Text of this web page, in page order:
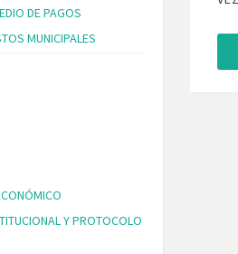
DE PAGOS
MUNICIPALES
Y PROTOCOLO